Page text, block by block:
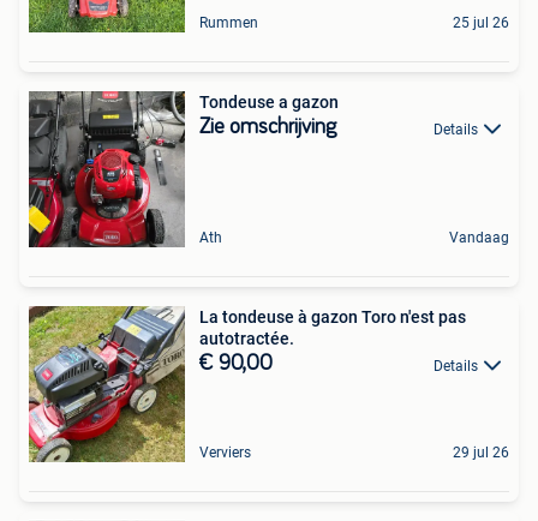
Rummen 25 jul 26
Tondeuse a gazon
Zie omschrijving Details
Ath Vandaag
La tondeuse à gazon Toro n'est pas
autotractée.
€ 90,00 Details
Verviers 29 jul 26